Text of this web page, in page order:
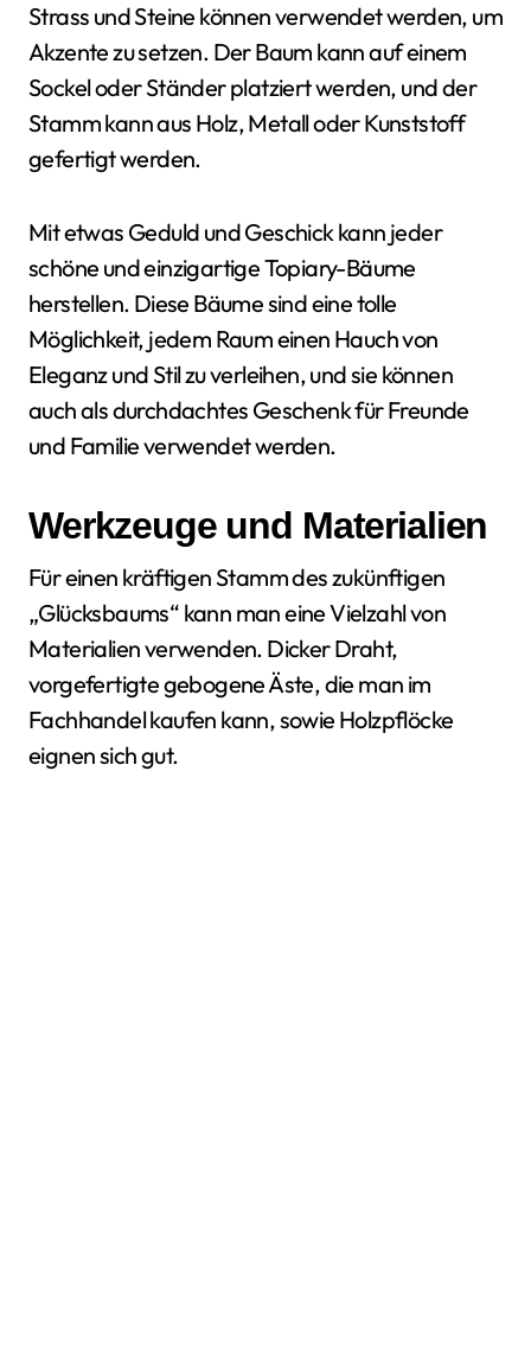
Strass und Steine können verwendet werden, um
Akzente zu setzen. Der Baum kann auf einem
Sockel oder Ständer platziert werden, und der
Stamm kann aus Holz, Metall oder Kunststoff
gefertigt werden.
Mit etwas Geduld und Geschick kann jeder
schöne und einzigartige Topiary-Bäume
herstellen. Diese Bäume sind eine tolle
Möglichkeit, jedem Raum einen Hauch von
Eleganz und Stil zu verleihen, und sie können
auch als durchdachtes Geschenk für Freunde
und Familie verwendet werden.
Werkzeuge und Materialien
Für einen kräftigen Stamm des zukünftigen
„Glücksbaums“ kann man eine Vielzahl von
Materialien verwenden. Dicker Draht,
vorgefertigte gebogene Äste, die man im
Fachhandel kaufen kann, sowie Holzpflöcke
eignen sich gut.